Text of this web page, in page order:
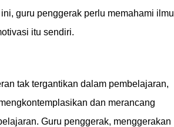
guru penggerak perlu memahami ilmu
itu sendiri.
tak tergantikan dalam pembelajaran,
dan merancang
Guru penggerak, menggerakan